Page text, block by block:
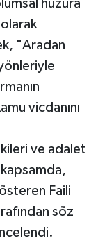
huzura
"Aradan
vicdanını
ve adalet
Faili
söz